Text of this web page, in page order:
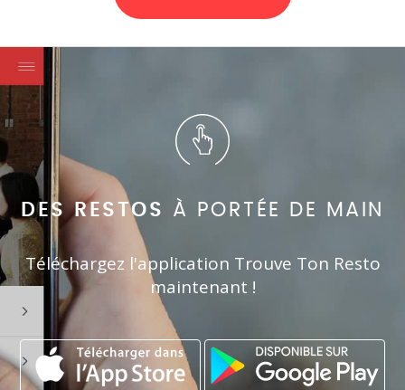
DES RESTOS À PORTÉE DE MAIN
Téléchargez l'application Trouve Ton Resto
maintenant !